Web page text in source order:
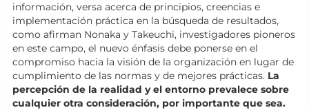
información, versa acerca de principios, creencias e
implementación práctica en la búsqueda de resultados,
como afirman Nonaka y Takeuchi, investigadores pioneros
en este campo, el nuevo énfasis debe ponerse en el
compromiso hacia la visión de la organización en lugar de
cumplimiento de las normas y de mejores prácticas. La
percepción de la realidad y el entorno prevalece sobre
cualquier otra consideración, por importante que sea.